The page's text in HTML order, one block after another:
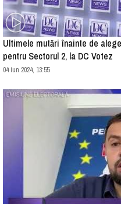
Ultimele mutări înainte de
pentru Sectorul 2, la DC Votez
04 iun 2024, 13:55